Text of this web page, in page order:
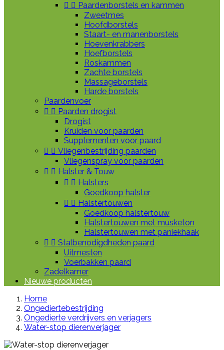
  Paardenborstels en kammen
Zweetmes
Hoofdborstels
Staart- en manenborstels
Hoevenkrabbers
Hoefborstels
Roskammen
Zachte borstels
Massageborstels
Harde borstels
Paardenvoer
  Paarden drogist
Drogist
Kruiden voor paarden
Supplementen voor paard
  Vliegenbestrijding paarden
Vliegenspray voor paarden
  Halster & Touw
  Halsters
Goedkoop halster
  Halstertouwen
Goedkoop halstertouw
Halstertouwen met musketon
Halstertouwen met paniekhaak
  Stalbenodigdheden paard
Uitmesten
Voerbakken paard
Zadelkamer
Nieuwe producten
Home
Ongediertebestrijding
Ongedierte verdrijvers en verjagers
Water-stop dierenverjager